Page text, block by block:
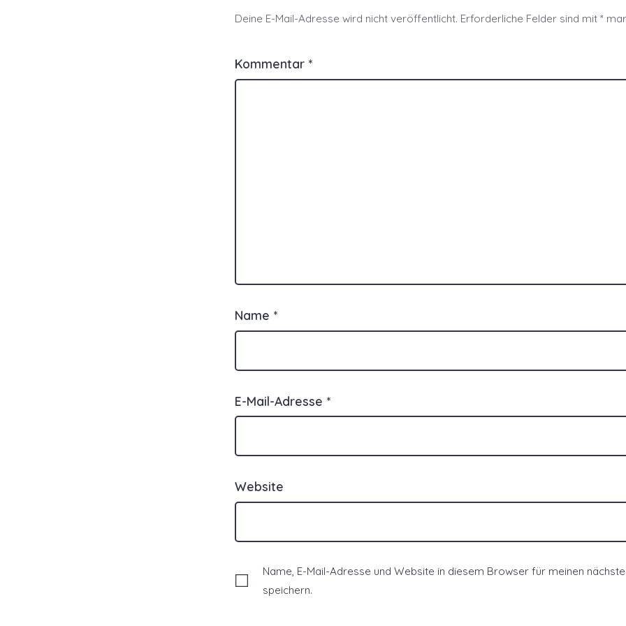
Deine E-Mail-Adresse wird nicht veröffentlicht. Erforderliche Felder sind mit *
Kommentar *
Name *
E-Mail-Adresse *
Website
Name, E-Mail-Adresse und Website in diesem Browser für meinen
speichern.